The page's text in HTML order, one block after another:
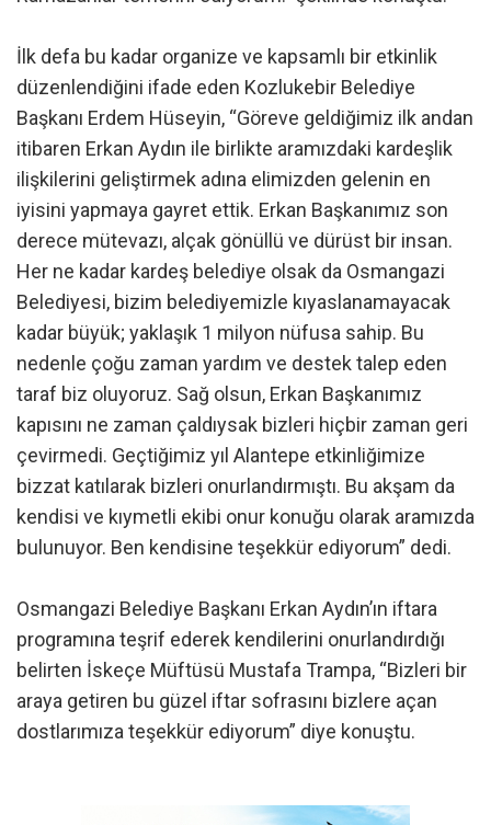
İlk defa bu kadar organize ve kapsamlı bir etkinlik
düzenlendiğini ifade eden Kozlukebir Belediye
Başkanı Erdem Hüseyin, “Göreve geldiğimiz ilk andan
itibaren Erkan Aydın ile birlikte aramızdaki kardeşlik
ilişkilerini geliştirmek adına elimizden gelenin en
iyisini yapmaya gayret ettik. Erkan Başkanımız son
derece mütevazı, alçak gönüllü ve dürüst bir insan.
Her ne kadar kardeş belediye olsak da Osmangazi
Belediyesi, bizim belediyemizle kıyaslanamayacak
kadar büyük; yaklaşık 1 milyon nüfusa sahip. Bu
nedenle çoğu zaman yardım ve destek talep eden
taraf biz oluyoruz. Sağ olsun, Erkan Başkanımız
kapısını ne zaman çaldıysak bizleri hiçbir zaman geri
çevirmedi. Geçtiğimiz yıl Alantepe etkinliğimize
bizzat katılarak bizleri onurlandırmıştı. Bu akşam da
kendisi ve kıymetli ekibi onur konuğu olarak aramızda
bulunuyor. Ben kendisine teşekkür ediyorum” dedi.
Osmangazi Belediye Başkanı Erkan Aydın’ın iftara
programına teşrif ederek kendilerini onurlandırdığı
belirten İskeçe Müftüsü Mustafa Trampa, “Bizleri bir
araya getiren bu güzel iftar sofrasını bizlere açan
dostlarımıza teşekkür ediyorum” diye konuştu.